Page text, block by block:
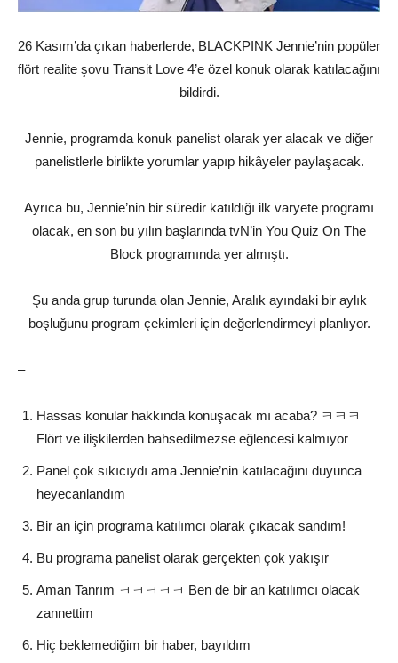
26 Kasım’da çıkan haberlerde, BLACKPINK Jennie’nin popüler
flört realite şovu Transit Love 4’e özel konuk olarak katılacağını
bildirdi.
Jennie, programda konuk panelist olarak yer alacak ve diğer
panelistlerle birlikte yorumlar yapıp hikâyeler paylaşacak.
Ayrıca bu, Jennie’nin bir süredir katıldığı ilk varyete programı
olacak, en son bu yılın başlarında tvN’in You Quiz On The
Block programında yer almıştı.
Şu anda grup turunda olan Jennie, Aralık ayındaki bir aylık
boşluğunu program çekimleri için değerlendirmeyi planlıyor.
–
Hassas konular hakkında konuşacak mı acaba? ㅋㅋㅋ
Flört ve ilişkilerden bahsedilmezse eğlencesi kalmıyor
Panel çok sıkıcıydı ama Jennie’nin katılacağını duyunca
heyecanlandım
Bir an için programa katılımcı olarak çıkacak sandım!
Bu programa panelist olarak gerçekten çok yakışır
Aman Tanrım ㅋㅋㅋㅋㅋ Ben de bir an katılımcı olacak
zannettim
Hiç beklemediğim bir haber, bayıldım